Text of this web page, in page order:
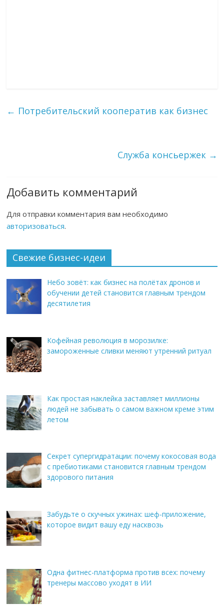
← Потребительский кооператив как бизнес
Служба консьержек →
Добавить комментарий
Для отправки комментария вам необходимо
авторизоваться.
Свежие бизнес-идеи
Небо зовёт: как бизнес на полётах дронов и
обучении детей становится главным трендом
десятилетия
Кофейная революция в морозилке:
замороженные сливки меняют утренний ритуал
Как простая наклейка заставляет миллионы
людей не забывать о самом важном креме этим
летом
Секрет супергидратации: почему кокосовая вода
с пребиотиками становится главным трендом
здорового питания
Забудьте о скучных ужинах: шеф-приложение,
которое видит вашу еду насквозь
Одна фитнес-платформа против всех: почему
тренеры массово уходят в ИИ